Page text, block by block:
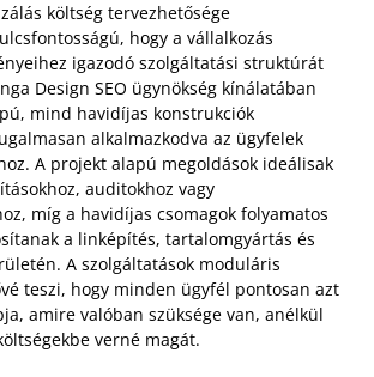
költség tervezhetősége
hogy a vállalkozás
igazodó szolgáltatási struktúrát
Design SEO ügynökség kínálatában
mind havidíjas konstrukciók
alkalmazkodva az ügyfelek
A projekt alapú megoldások ideálisak
auditokhoz vagy
míg a havidíjas csomagok folyamatos
a linképítés, tartalomgyártás és
A szolgáltatások moduláris
teszi, hogy minden ügyfél pontosan azt
amire valóban szüksége van, anélkül
verné magát.